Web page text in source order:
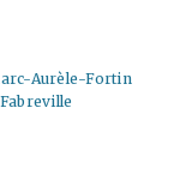
Aurèle-Fortin